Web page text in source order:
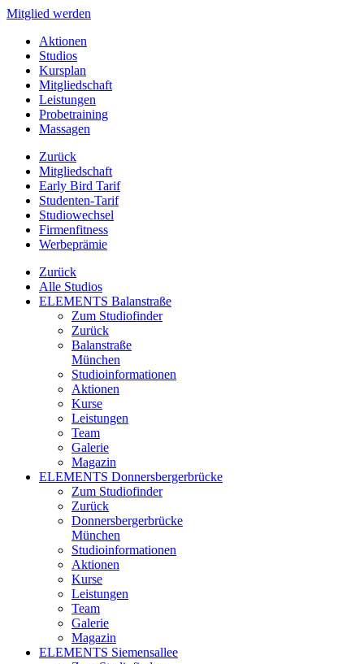
Mitglied werden
Aktionen
Studios
Kursplan
Mitgliedschaft
Leistungen
Probetraining
Massagen
Zurück
Mitgliedschaft
Early Bird Tarif
Studenten-Tarif
Studiowechsel
Firmenfitness
Werbeprämie
Zurück
Alle Studios
ELEMENTS Balanstraße
Zum Studiofinder
Zurück
Balan­straße
München
Studioinformationen
Aktionen
Kurse
Leistungen
Team
Galerie
Magazin
ELEMENTS Donnersbergerbrücke
Zum Studiofinder
Zurück
Donners­berger­brücke
München
Studioinformationen
Aktionen
Kurse
Leistungen
Team
Galerie
Magazin
ELEMENTS Siemensallee